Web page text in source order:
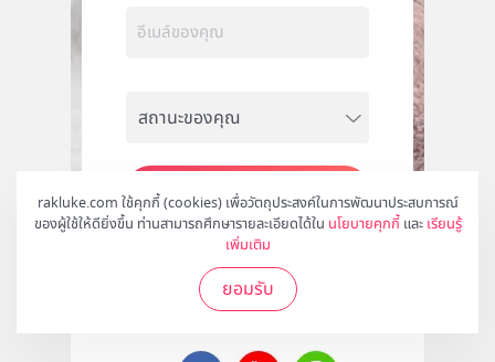
rakluke.com ใช้คุกกี้ (cookies) เพื่อวัตถุประสงค์ในการพัฒนาประสบการณ์
ของผู้ใช้ให้ดียิ่งขึ้น ท่านสามารถศึกษารายละเอียดได้ใน นโยบายคุกกี้ และ เรียนรู้
เพิ่มเติม
ยอมรับ
สมัคร
ติดตามเราได้ที่